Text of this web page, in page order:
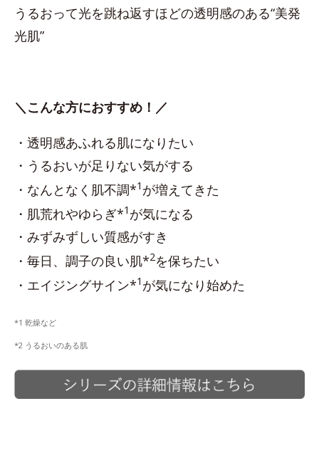
うるおって光を跳ね返すほどの透明感のある“美発
光肌”
＼こんな方におすすめ！／
・透明感あふれる肌になりたい
・うるおいが足りない気がする
・なんとなく肌不調*1 が増えてきた
・肌荒れやゆらぎ*1 が気になる
・みずみずしい質感がすき
・毎日、調子の良い肌*2を保ちたい
・エイジングサイン*1 が気になり始めた
*1 乾燥など
*2 うるおいのある肌